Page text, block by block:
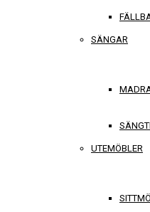
SÄNGAR
UTEMÖBLER